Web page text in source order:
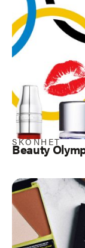
SKÖNHET
Beauty